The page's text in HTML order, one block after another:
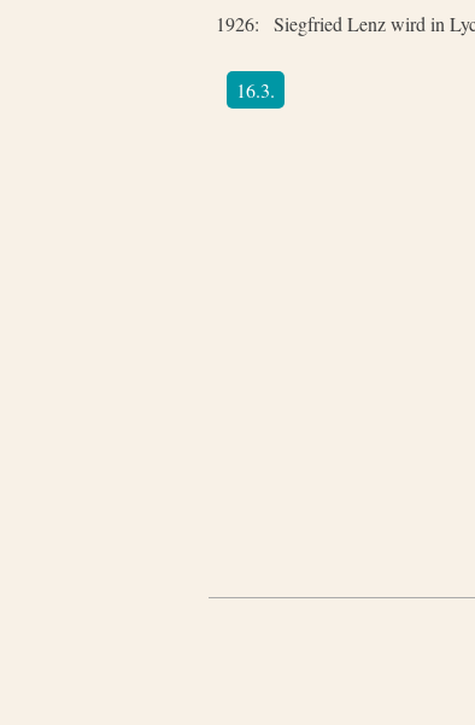
1926: Siegfried Lenz wird in
16.3.